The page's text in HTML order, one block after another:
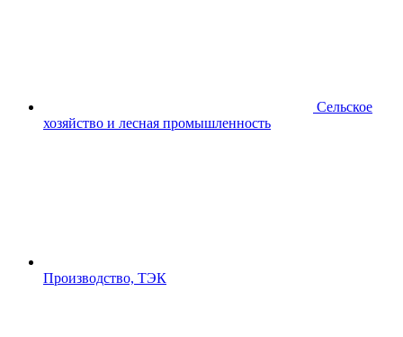
Сельское
хозяйство и лесная промышленность
Производство, ТЭК